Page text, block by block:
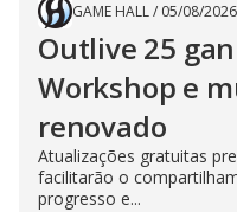
GAME HALL/ 05/08/2026
Outlive 25
Workshop e
renovado
Atualizações gratuitas
facilitarão o
progresso e...